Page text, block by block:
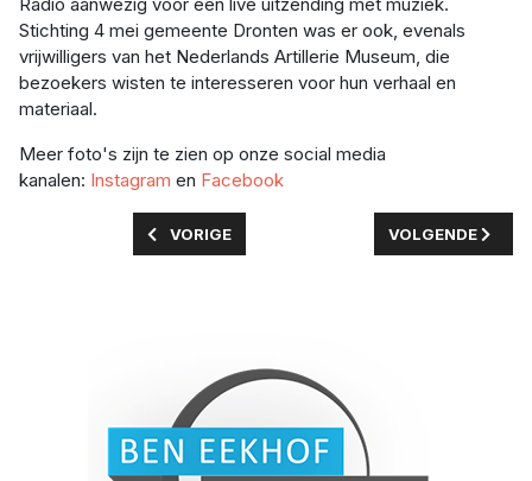
Stichting 4 mei gemeente Dronten was er ook, evenals
vrijwilligers van het Nederlands Artillerie Museum, die
bezoekers wisten te interesseren voor hun verhaal en
materiaal.
Meer foto's zijn te zien op onze social media
kanalen: Instagram en Facebook
VORIG ARTIKEL: OPLEVERING NIEUWE
VORIGE VOLGENDE
VOLGENDE